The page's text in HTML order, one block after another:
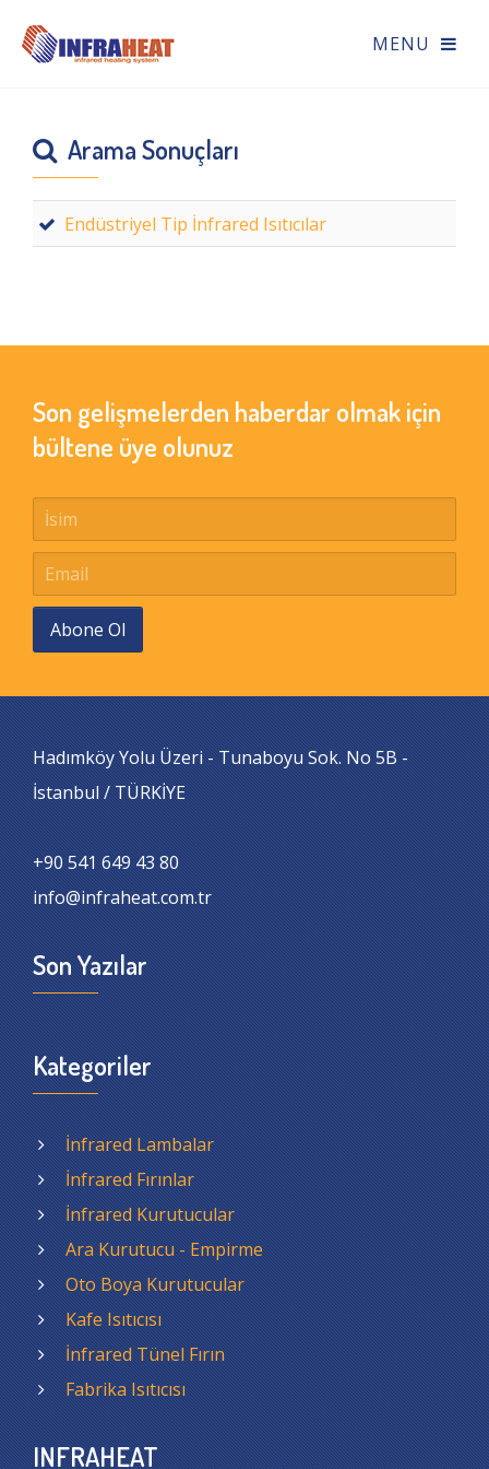
Arama Sonuçları
Endüstriyel Tip İnfrared Isıtıcılar
Son gelişmelerden haberdar olmak için
bültene üye olunuz
Abone Ol
Hadımköy Yolu Üzeri - Tunaboyu Sok. No 5B -
İstanbul / TÜRKİYE
+90 541 649 43 80
info@infraheat.com.tr
Son Yazılar
Kategoriler
İnfrared Lambalar
İnfrared Fırınlar
İnfrared Kurutucular
Ara Kurutucu - Empirme
Oto Boya Kurutucular
Kafe Isıtıcısı
İnfrared Tünel Fırın
Fabrika Isıtıcısı
INFRAHEAT